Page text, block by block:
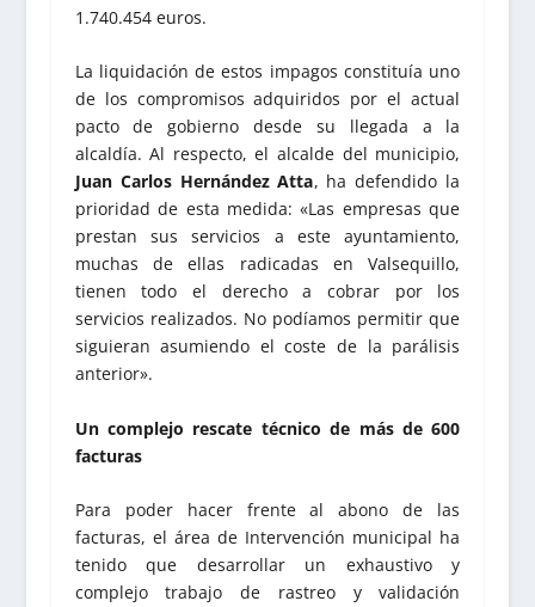
1.740.454 euros.
La liquidación de estos impagos constituía uno
de los compromisos adquiridos por el actual
pacto de gobierno desde su llegada a la
alcaldía. Al respecto, el alcalde del municipio,
Juan Carlos Hernández Atta, ha defendido la
prioridad de esta medida: «Las empresas que
prestan sus servicios a este ayuntamiento,
muchas de ellas radicadas en Valsequillo,
tienen todo el derecho a cobrar por los
servicios realizados. No podíamos permitir que
siguieran asumiendo el coste de la parálisis
anterior».
Un complejo rescate técnico de más de 600
facturas
Para poder hacer frente al abono de las
facturas, el área de Intervención municipal ha
tenido que desarrollar un exhaustivo y
complejo trabajo de rastreo y validación